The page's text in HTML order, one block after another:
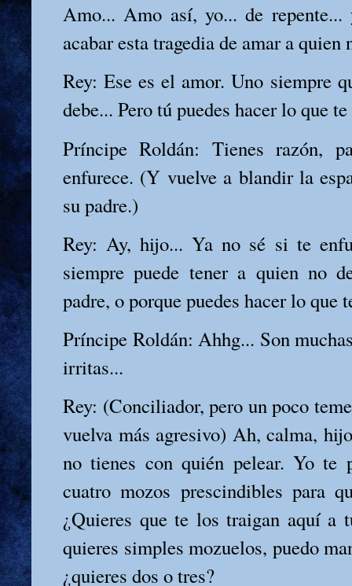
Amo... Amo así, yo... de repente...
acabar esta tragedia de amar a quien
Rey: Ese es el amor. Uno siempre
debe... Pero tú puedes hacer lo que
Príncipe Roldán: Tienes razón,
enfurece. (Y vuelve a blandir la
su padre.)
Rey: Ay, hijo... Ya no sé si te
siempre puede tener a quien no
padre, o porque puedes hacer lo que
Príncipe Roldán: Ahhg... Son
irritas...
Rey: (Conciliador, pero un poco
vuelva más agresivo) Ah, calma,
no tienes con quién pelear. Yo te
cuatro mozos prescindibles para
¿Quieres que te los traigan aquí a
quieres simples mozuelos, puedo
¿quieres dos o tres?